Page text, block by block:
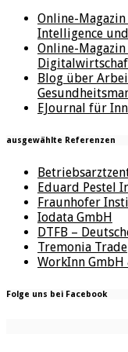
Online-
Intelligence
Online-
Blog über
EJournal für
ausgewählte Referenzen
Eduard Pestel
Fraunhofer
Iodata GmbH
DTFB –
Tremonia Trade
WorkInn GmbH
Folge uns bei Facebook